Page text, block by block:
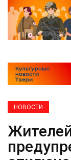
НОВОСТИ